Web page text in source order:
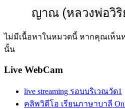
ญาณ (หลวงพ่อวิริ
ไม่มีเนื้อหาในหมวดนี้ หากคุณเห็น
นั้น
Live WebCam
live streaming รอบบริเวณวัด1
คลิพวิดีโอ เรียนภาษาบาลี